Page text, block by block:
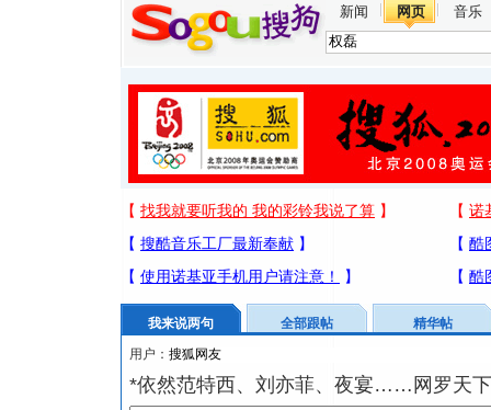
新闻 网页 音乐
我来说两句 全部跟帖
精华帖
用户：
*依然范特西、刘亦菲、夜宴……网罗天